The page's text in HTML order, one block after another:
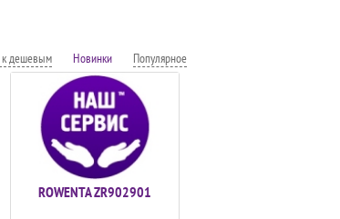
к дешевым Новинки Популярное
ROWENTA ZR902901